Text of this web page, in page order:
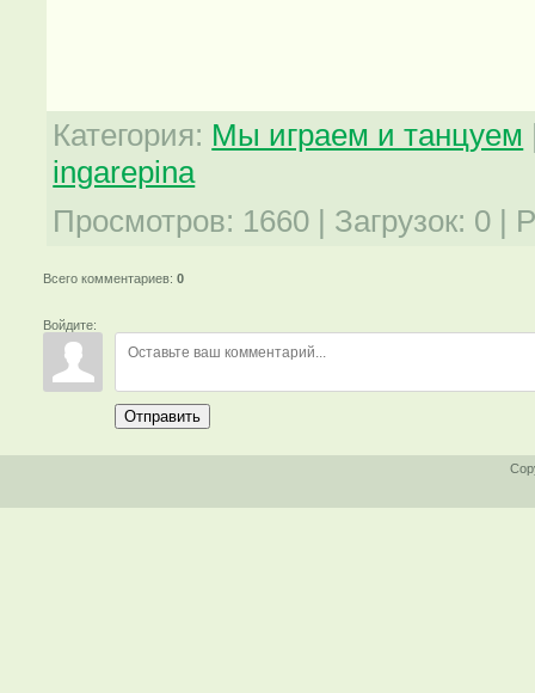
Категория: Мы играем и танцуем
ingarepina
Просмотров: 1660 | Загрузок: 0 |
Всего комментариев:0
Войдите:
Отправить